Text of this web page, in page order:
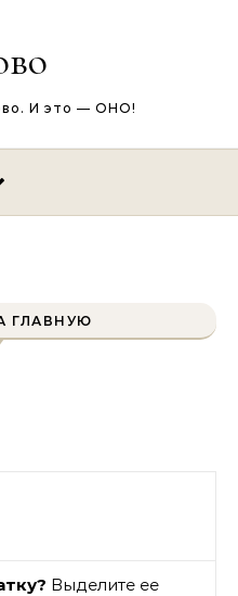
И это — ОНО!
ГЛАВНУЮ
Выделите ее